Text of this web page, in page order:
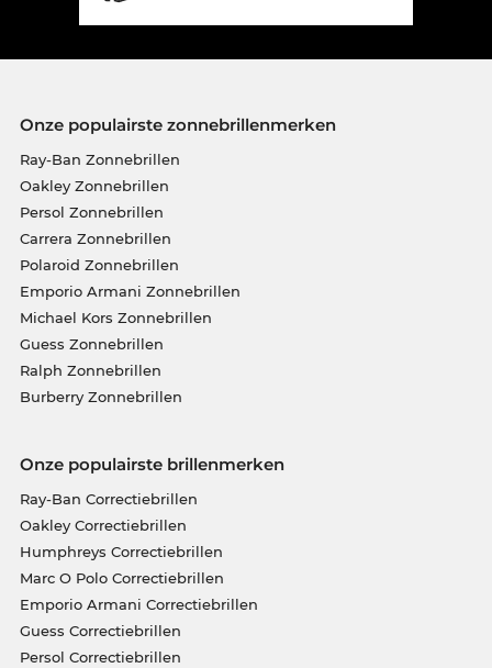
Onze populairste zonnebrillenmerken
Ray-Ban Zonnebrillen
Oakley Zonnebrillen
Persol Zonnebrillen
Carrera Zonnebrillen
Polaroid Zonnebrillen
Emporio Armani Zonnebrillen
Michael Kors Zonnebrillen
Guess Zonnebrillen
Ralph Zonnebrillen
Burberry Zonnebrillen
Onze populairste brillenmerken
Ray-Ban Correctiebrillen
Oakley Correctiebrillen
Humphreys Correctiebrillen
Marc O Polo Correctiebrillen
Emporio Armani Correctiebrillen
Guess Correctiebrillen
Persol Correctiebrillen